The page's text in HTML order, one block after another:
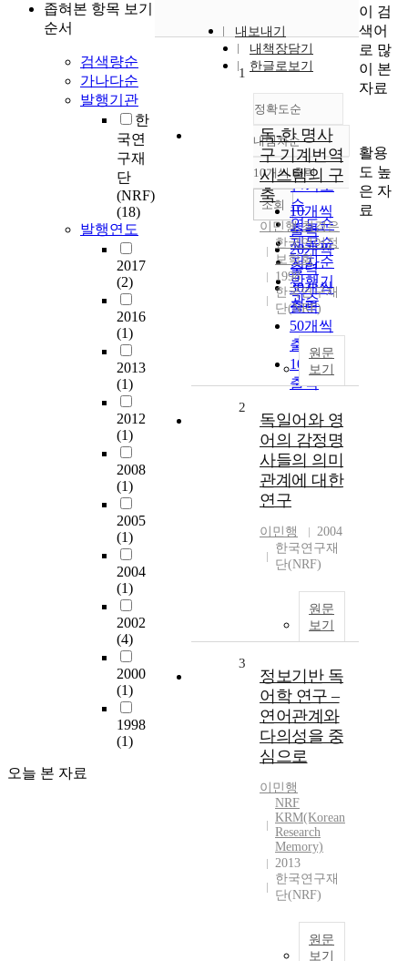
좁혀본 항목 보기
순서
검색량순
가나다순
발행기관
한
국연
구재
단
(NRF)
(18)
발행연도
2017
(2)
2016
(1)
2013
(1)
2012
(1)
2008
(1)
2005
(1)
2004
(1)
2002
(4)
2000
(1)
1998
(1)
오늘 본 자료
내보내기
내책장담기
한글로보기
정확도순
정확도
순
인기도
순
연도순
제목순
저자순
발행기
관순
내림차순
내림차순
10개씩 출력
10개씩
출력
20개씩
출력
30개씩
출력
50개씩
출력
100개씩
출력
조회
1
독-한 명사
구 기계번역
시스템의 구
축
이민행,최경은
한국언어정
보학회
1998
한국연구재
단(NRF)
원문
보기
2
독일어와 영
어의 감정명
사들의 의미
관계에 대한
연구
이민행
2004
한국연구재
단(NRF)
원문
보기
3
정보기반 독
어학 연구 –
연어관계와
다의성을 중
심으로
이민행
NRF
KRM(Korean
Research
Memory)
2013
한국연구재
단(NRF)
원문
보기
이 검
색어
로 많
이 본
자료
활용
도 높
은 자
료